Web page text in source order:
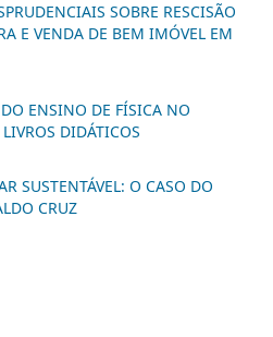
SOBRE RESCISÃO
E VENDA DE BEM IMÓVEL EM
ENSINO DE FÍSICA NO
DIDÁTICOS
SUSTENTÁVEL: O CASO DO
CRUZ